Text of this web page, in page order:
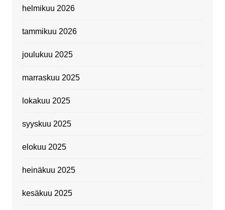
helmikuu 2026
tammikuu 2026
joulukuu 2025
marraskuu 2025
lokakuu 2025
syyskuu 2025
elokuu 2025
heinäkuu 2025
kesäkuu 2025